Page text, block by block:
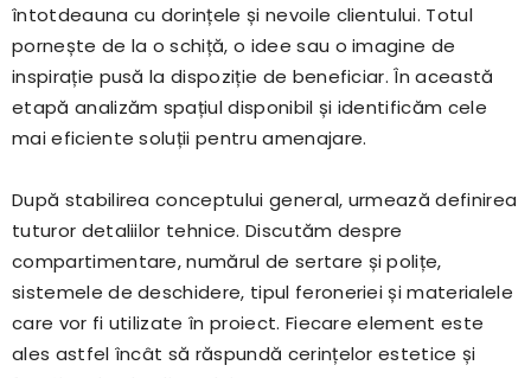
întotdeauna cu dorințele și nevoile clientului. Totul
pornește de la o schiță, o idee sau o imagine de
inspirație pusă la dispoziție de beneficiar. În această
etapă analizăm spațiul disponibil și identificăm cele
mai eficiente soluții pentru amenajare.
După stabilirea conceptului general, urmează definirea
tuturor detaliilor tehnice. Discutăm despre
compartimentare, numărul de sertare și polițe,
sistemele de deschidere, tipul feroneriei și materialele
care vor fi utilizate în proiect. Fiecare element este
ales astfel încât să răspundă cerințelor estetice și